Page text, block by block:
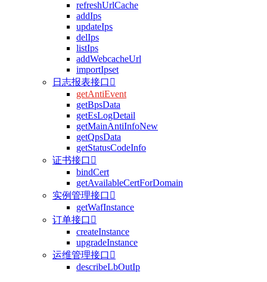
refreshUrlCache
addIps
updateIps
delIps
listIps
addWebcacheUrl
importIpset
日志报表接口 
getAntiEvent
getBpsData
getEsLogDetail
getMainAntiInfoNew
getQpsData
getStatusCodeInfo
证书接口 
bindCert
getAvailableCertForDomain
实例管理接口 
getWafInstance
订单接口 
createInstance
upgradeInstance
运维管理接口 
describeLbOutIp